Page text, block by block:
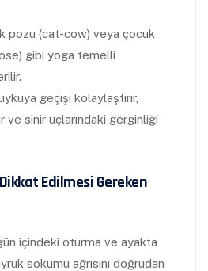
pozu (cat-cow) veya çocuk
gibi yoga temelli
geçişi kolaylaştırır,
ve sinir uçlarındaki gerginliği
Edilmesi Gereken
içindeki oturma ve ayakta
sokumu ağrısını doğrudan